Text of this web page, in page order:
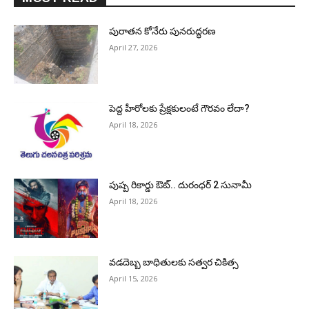
పురాత‌న కోనేరు పున‌రుద్ధ‌ర‌ణ
April 27, 2026
పెద్ద హీరోల‌కు ప్రేక్ష‌కులంటే గౌర‌వం లేదా?
April 18, 2026
పుష్ప రికార్డు ఔట్‌.. దురంధ‌ర్ 2 సునామీ
April 18, 2026
వడదెబ్బ బాధితులకు సత్వర చికిత్స
April 15, 2026